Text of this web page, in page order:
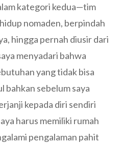
kategori kedua—tim
nomaden, berpindah
hingga pernah diusir dari
menyadari bahwa
yang tidak bisa
bahkan sebelum saya
kepada diri sendiri
harus memiliki rumah
pengalaman pahit